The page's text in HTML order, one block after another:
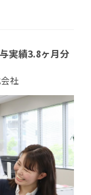
実績3.8ヶ月分
社